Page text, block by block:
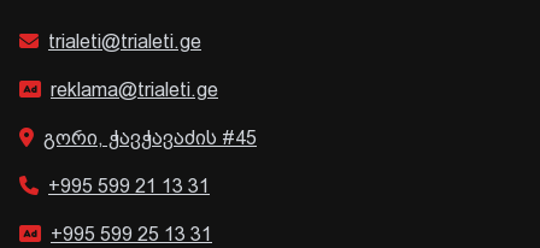
trialeti@trialeti.ge
reklama@trialeti.ge
გორი, ჭავჭავაძის #45
+995 599 21 13 31
+995 599 25 13 31